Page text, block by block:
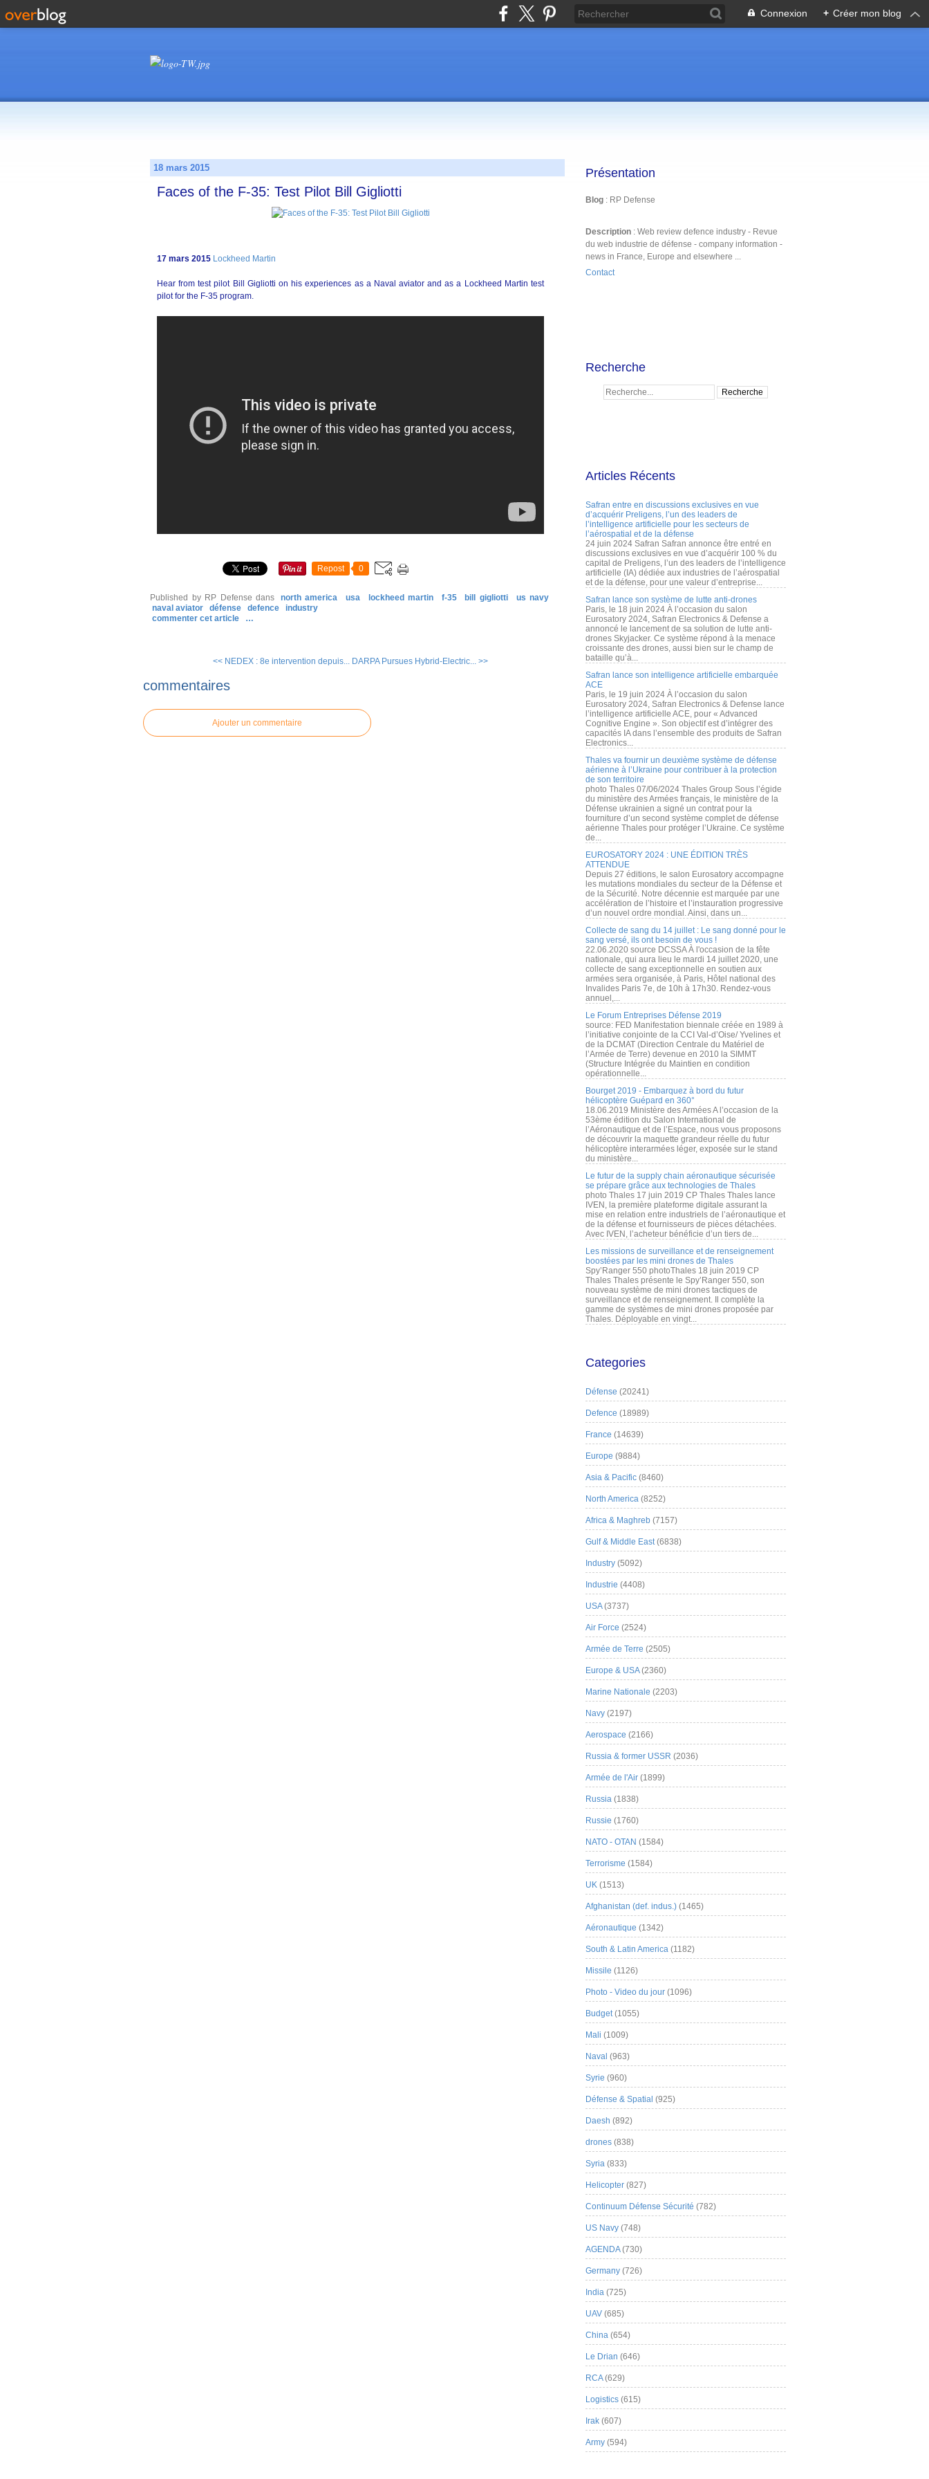
Connexion + Créer mon blog
18 mars 2015
Faces of the F-35: Test Pilot Bill Gigliotti
17 mars 2015 Lockheed Martin
Hear from test pilot Bill Gigliotti on his experiences as a Naval aviator and as a Lockheed Martin test
pilot for the F-35 program.
Repost 0
Published by RP Defense dans north america usa lockheed martin f-35 bill gigliotti
us navy
naval aviator
défense defence
industry
commenter cet article
…
<< NEDEX : 8e intervention depuis... DARPA Pursues Hybrid-Electric... >>
commentaires
Ajouter un commentaire
Présentation
Blog : RP Defense
Description : Web review defence industry - Revue
du web industrie de défense - company information -
news in France, Europe and elsewhere ...
Contact
Recherche
Articles Récents
Safran entre en discussions exclusives en vue
d’acquérir Preligens, l’un des leaders de
l’intelligence artificielle pour les secteurs de
l’aérospatial et de la défense
24 juin 2024 Safran Safran annonce être entré en
discussions exclusives en vue d’acquérir 100 % du
capital de Preligens, l’un des leaders de l’intelligence
artificielle (IA) dédiée aux industries de l’aérospatial
et de la défense, pour une valeur d’entreprise...
Safran lance son système de lutte anti-drones
Paris, le 18 juin 2024 À l’occasion du salon
Eurosatory 2024, Safran Electronics & Defense a
annoncé le lancement de sa solution de lutte anti-
drones Skyjacker. Ce système répond à la menace
croissante des drones, aussi bien sur le champ de
bataille qu’à...
Safran lance son intelligence artificielle embarquée
ACE
Paris, le 19 juin 2024 À l’occasion du salon
Eurosatory 2024, Safran Electronics & Defense lance
l’intelligence artificielle ACE, pour « Advanced
Cognitive Engine ». Son objectif est d’intégrer des
capacités IA dans l’ensemble des produits de Safran
Electronics...
Thales va fournir un deuxième système de défense
aérienne à l’Ukraine pour contribuer à la protection
de son territoire
photo Thales 07/06/2024 Thales Group Sous l’égide
du ministère des Armées français, le ministère de la
Défense ukrainien a signé un contrat pour la
fourniture d’un second système complet de défense
aérienne Thales pour protéger l’Ukraine. Ce système
de...
EUROSATORY 2024 : UNE ÉDITION TRÈS
ATTENDUE
Depuis 27 éditions, le salon Eurosatory accompagne
les mutations mondiales du secteur de la Défense et
de la Sécurité. Notre décennie est marquée par une
accélération de l’histoire et l’instauration progressive
d’un nouvel ordre mondial. Ainsi, dans un...
Collecte de sang du 14 juillet : Le sang donné pour le
sang versé, ils ont besoin de vous !
22.06.2020 source DCSSA À l'occasion de la fête
nationale, qui aura lieu le mardi 14 juillet 2020, une
collecte de sang exceptionnelle en soutien aux
armées sera organisée, à Paris, Hôtel national des
Invalides Paris 7e, de 10h à 17h30. Rendez-vous
annuel,...
Le Forum Entreprises Défense 2019
source: FED Manifestation biennale créée en 1989 à
l’initiative conjointe de la CCI Val-d’Oise/ Yvelines et
de la DCMAT (Direction Centrale du Matériel de
l’Armée de Terre) devenue en 2010 la SIMMT
(Structure Intégrée du Maintien en condition
opérationnelle...
Bourget 2019 - Embarquez à bord du futur
hélicoptère Guépard en 360°
18.06.2019 Ministère des Armées A l’occasion de la
53ème édition du Salon International de
l’Aéronautique et de l’Espace, nous vous proposons
de découvrir la maquette grandeur réelle du futur
hélicoptère interarmées léger, exposée sur le stand
du ministère...
Le futur de la supply chain aéronautique sécurisée
se prépare grâce aux technologies de Thales
photo Thales 17 juin 2019 CP Thales Thales lance
IVEN, la première plateforme digitale assurant la
mise en relation entre industriels de l’aéronautique et
de la défense et fournisseurs de pièces détachées.
Avec IVEN, l’acheteur bénéficie d’un tiers de...
Les missions de surveillance et de renseignement
boostées par les mini drones de Thales
Spy’Ranger 550 photoThales 18 juin 2019 CP
Thales Thales présente le Spy’Ranger 550, son
nouveau système de mini drones tactiques de
surveillance et de renseignement. Il complète la
gamme de systèmes de mini drones proposée par
Thales. Déployable en vingt...
Categories
Défense (20241)
Defence (18989)
France (14639)
Europe (9884)
Asia & Pacific (8460)
North America (8252)
Africa & Maghreb (7157)
Gulf & Middle East(6838)
Industry (5092)
Industrie (4408)
USA(3737)
Air Force (2524)
Armée de Terre (2505)
Europe & USA(2360)
Marine Nationale (2203)
Navy (2197)
Aerospace (2166)
Russia & former USSR (2036)
Armée de l'Air (1899)
Russia (1838)
Russie (1760)
NATO - OTAN (1584)
Terrorisme (1584)
UK (1513)
Afghanistan (def. indus.) (1465)
Aéronautique (1342)
South & Latin America (1182)
Missile (1126)
Photo - Video du jour (1096)
Budget(1055)
Mali (1009)
Naval (963)
Syrie (960)
Défense & Spatial (925)
Daesh (892)
drones (838)
Syria (833)
Helicopter (827)
Continuum Défense Sécurité (782)
US Navy (748)
AGENDA(730)
Germany (726)
India (725)
UAV (685)
China (654)
Le Drian (646)
RCA(629)
Logistics (615)
Irak (607)
Army (594)